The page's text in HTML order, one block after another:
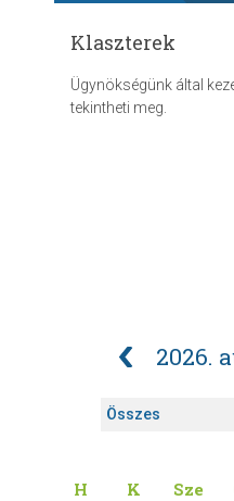
Klaszterek
Ügynökségünk által
tekintheti meg.
2026.
H K Sze